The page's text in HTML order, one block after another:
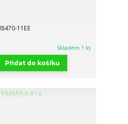
11EE
Skladem 1 ks
Přidat do košíku